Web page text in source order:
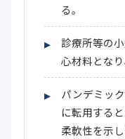
る。
診療所等の
心材料とな
パンデミッ
に転用する
柔軟性を示